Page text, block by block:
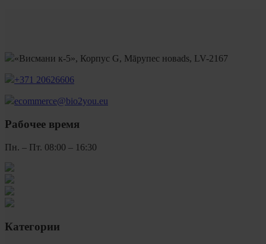
«Висмани к-5», Корпус G, Māрупес новads, LV-2167
+371 20626606
ecommerce@bio2you.eu
Рабочее время
Пн. – Пт. 08:00 – 16:30
Категории